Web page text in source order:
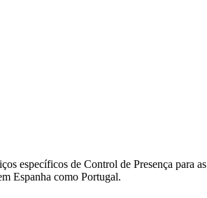
específicos de Control de Presença para as
Espanha como Portugal.